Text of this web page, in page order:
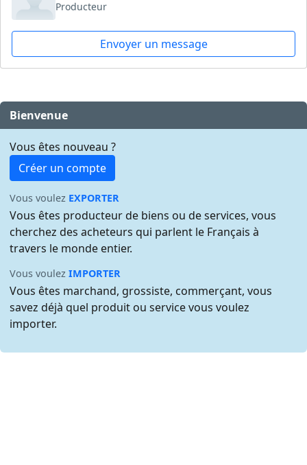
Producteur
Envoyer un message
Bienvenue
Vous êtes nouveau ?
Créer un compte
Vous voulez EXPORTER
Vous êtes producteur de biens ou de services, vous
cherchez des acheteurs qui parlent le Français à
travers le monde entier.
Vous voulezIMPORTER
Vous êtes marchand, grossiste, commerçant, vous
savez déjà quel produit ou service vous voulez
importer.